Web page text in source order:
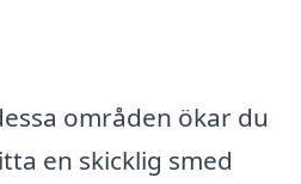
områden ökar du
en skicklig smed